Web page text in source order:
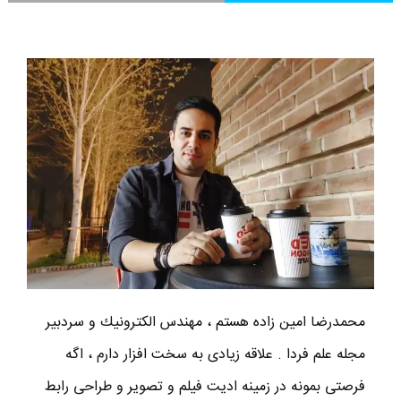
محمدرضا امين زاده هستم ، مهندس الكترونيك و سردبير
مجله علم فردا . علاقه زیادی به سخت افزار دارم ، اگه
فرصتی بمونه در زمینه ادیت فیلم و تصویر و طراحی رابط